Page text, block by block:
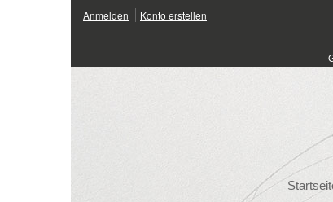
Anmelden Konto erstellen